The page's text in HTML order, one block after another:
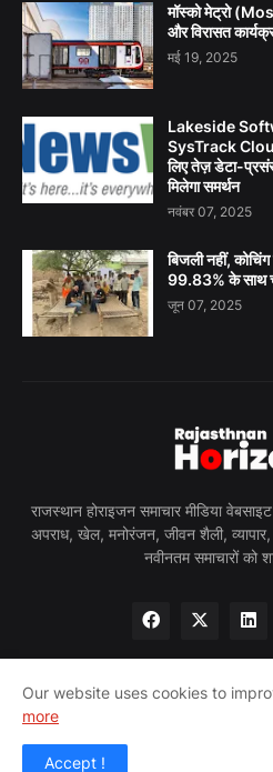
मॉस्को मेट्रो
और विरासत
मई 19, 2025
Lakeside
SysTrack Cloud
लिए तेज़ डेटा-
मिलेगा समर्थन
नवंबर 07, 2025
बिजली नहीं,
99.83% के साथ
जून 07, 2025
राजस्थान होराइजन समाचार मीडिया
अपराध, खेल, मनोरंजन, जीवन शैली, व्यापार,
नवीनतम समाचारों को
होम
Our website uses cookies to
more
Accept !